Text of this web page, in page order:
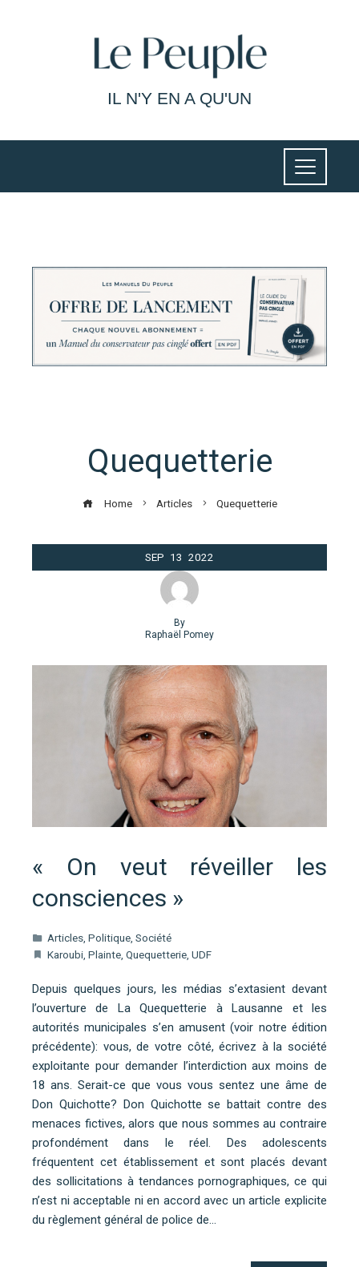
IL N'Y EN A QU'UN
Quequetterie
Home Articles Quequetterie
SEP 13 2022
By
Raphaël Pomey
« On veut réveiller les
consciences »
Articles, Politique, Société
Karoubi, Plainte, Quequetterie, UDF
Depuis quelques jours, les médias s’extasient devant
l’ouverture de La Quequetterie à Lausanne et les
autorités municipales s’en amusent (voir notre édition
précédente): vous, de votre côté, écrivez à la société
exploitante pour demander l’interdiction aux moins de
18 ans. Serait-ce que vous vous sentez une âme de
Don Quichotte? Don Quichotte se battait contre des
menaces fictives, alors que nous sommes au contraire
profondément dans le réel. Des adolescents
fréquentent cet établissement et sont placés devant
des sollicitations à tendances pornographiques, ce qui
n’est ni acceptable ni en accord avec un article explicite
du règlement général de police de…